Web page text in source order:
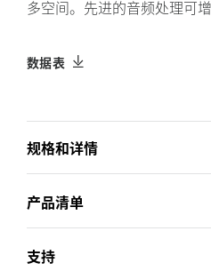
多空间。先进的音频处理可
数据表
规格和详情
产品清单
支持